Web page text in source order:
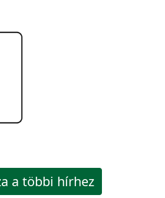
a többi hírhez